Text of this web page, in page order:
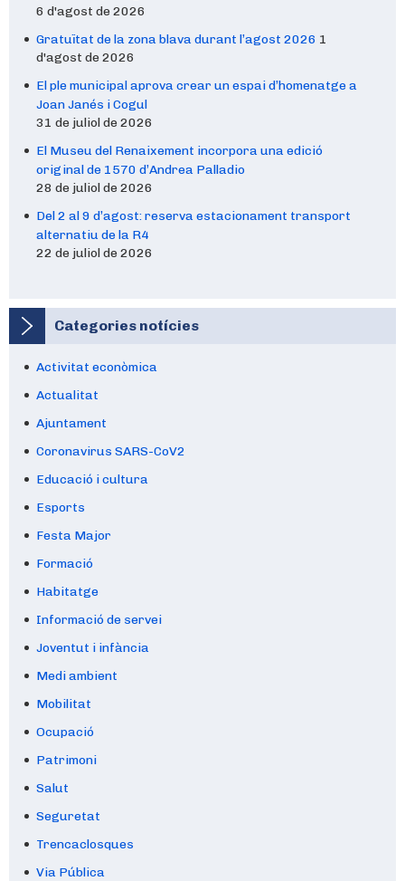
6 d'agost de 2026
Gratuïtat de la zona blava durant l’agost 2026 1
d'agost de 2026
El ple municipal aprova crear un espai d’homenatge a
Joan Janés i Cogul
31 de juliol de 2026
El Museu del Renaixement incorpora una edició
original de 1570 d’Andrea Palladio
28 de juliol de 2026
Del 2 al 9 d’agost: reserva estacionament transport
alternatiu de la R4
22 de juliol de 2026
Categories notícies
Activitat econòmica
Actualitat
Ajuntament
Coronavirus SARS-CoV2
Educació i cultura
Esports
Festa Major
Formació
Habitatge
Informació de servei
Joventut i infància
Medi ambient
Mobilitat
Ocupació
Patrimoni
Salut
Seguretat
Trencaclosques
Via Pública